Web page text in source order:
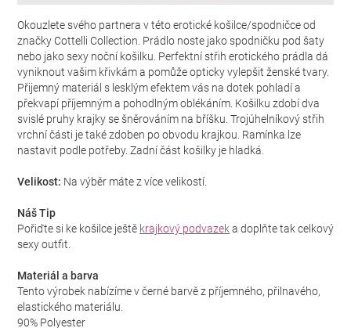
Okouzlete svého partnera v této erotické košilce/spodničce od
značky Cottelli Collection. Prádlo noste jako spodničku pod šaty
nebo jako sexy noční košilku. Perfektní střih erotického prádla dá
vyniknout vašim křivkám a pomůže opticky vylepšit ženské tvary.
Přijemný materiál s lesklým efektem vás na dotek pohladí a
překvapí příjemným a pohodlným oblékáním. Košilku zdobí dva
svislé pruhy krajky se šněrováním na bříšku. Trojúhelníkový střih
vrchní části je také zdoben po obvodu krajkou. Ramínka lze
nastavit podle potřeby. Zadní část košilky je hladká.
Velikost: Na výběr máte z více velikostí.
Náš Tip
Pořiďte si ke košilce ještě krajkový podvazeka doplňte tak celkový
sexy outfit.
Materiál a barva
Tento výrobek nabízíme v černé barvě z příjemného, přilnavého,
elastického materiálu.
90% Polyester